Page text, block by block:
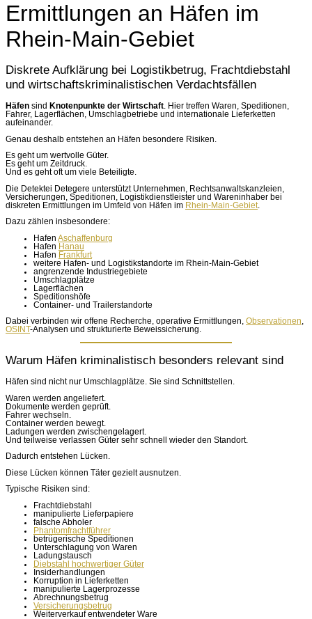
Ermittlungen an Häfen im
Rhein-Main-Gebiet
Diskrete Aufklärung bei Logistikbetrug, Frachtdiebstahl
und wirtschaftskriminalistischen Verdachtsfällen
Häfen sind Knotenpunkte der Wirtschaft . Hier treffen Waren, Speditionen,
Fahrer, Lagerflächen, Umschlagbetriebe und internationale Lieferketten
aufeinander.
Genau deshalb entstehen an Häfen besondere Risiken.
Es geht um wertvolle Güter.
Es geht um Zeitdruck.
Und es geht oft um viele Beteiligte.
Die Detektei Detegere unterstützt Unternehmen, Rechtsanwaltskanzleien,
Versicherungen, Speditionen, Logistikdienstleister und Wareninhaber bei
diskreten Ermittlungen im Umfeld von Häfen im Rhein-Main-Gebiet
Dazu zählen insbesondere:
Hafen Aschaffenburg
Hafen Hanau
Hafen Frankfurt
weitere Hafen- und Logistikstandorte im Rhein-Main-Gebiet
angrenzende Industriegebiete
Umschlagplätze
Lagerflächen
Speditionshöfe
Container- und Trailerstandorte
Dabei verbinden wir offene Recherche, operative Ermittlungen, Observationen
OSINT-Analysen und strukturierte Beweissicherung.
Warum Häfen kriminalistisch besonders relevant sind
Häfen sind nicht nur Umschlagplätze. Sie sind Schnittstellen.
Waren werden angeliefert.
Dokumente werden geprüft.
Fahrer wechseln.
Container werden bewegt.
Ladungen werden zwischengelagert.
Und teilweise verlassen Güter sehr schnell wieder den Standort.
Dadurch entstehen Lücken.
Diese Lücken können Täter gezielt ausnutzen.
Typische Risiken sind:
Frachtdiebstahl
manipulierte Lieferpapiere
falsche Abholer
Phantomfrachtführer
betrügerische Speditionen
Unterschlagung von Waren
Ladungstausch
Diebstahl hochwertiger Güter
Insiderhandlungen
Korruption in Lieferketten
manipulierte Lagerprozesse
Abrechnungsbetrug
Versicherungsbetrug
Weiterverkauf entwendeter Ware